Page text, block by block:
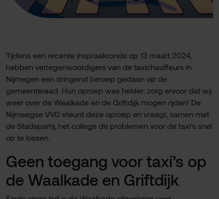
Tijdens een recente inspraakronde op 13 maart 2024,
hebben vertegenwoordigers van de taxichauffeurs in
Nijmegen een dringend beroep gedaan op de
gemeenteraad. Hun oproep was helder: zorg ervoor dat wij
weer over de Waalkade en de Griftdijk mogen rijden! De
Nijmeegse VVD steunt deze oproep en vraagt, samen met
de Stadspartij, het college de problemen voor de taxi’s snel
op te lossen.
Geen toegang voor taxi’s op
de Waalkade en Griftdijk